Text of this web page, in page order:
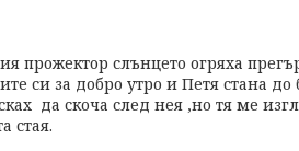
прожектор слънцето огряха
си за добро утро и Петя стана до
да скоча след нея ,но тя ме
стая.